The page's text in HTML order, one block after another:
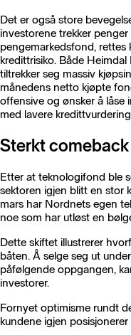
Det er også store
investorene trekker
pengemarkedsfond,
kredittrisiko. Både
tiltrekker seg massiv
månedens netto kjøpte
offensive og ønsker å låse
med lavere
Sterkt
Etter at teknologifond ble
sektoren igjen blitt en stor
mars har Nordnets egen
noe som har utløst en
Dette skiftet illustrerer
båten. Å selge seg ut
påfølgende oppgangen,
investorer.
Fornyet optimisme rundt
kundene igjen